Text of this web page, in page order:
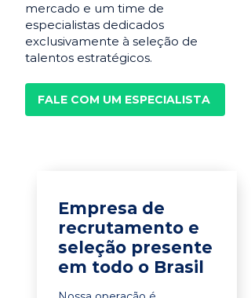
mercado e um time de
especialistas dedicados
exclusivamente à seleção de
talentos estratégicos.
FALE COM UM ESPECIALISTA
Empresa de
recrutamento e
seleção presente
em todo o Brasil